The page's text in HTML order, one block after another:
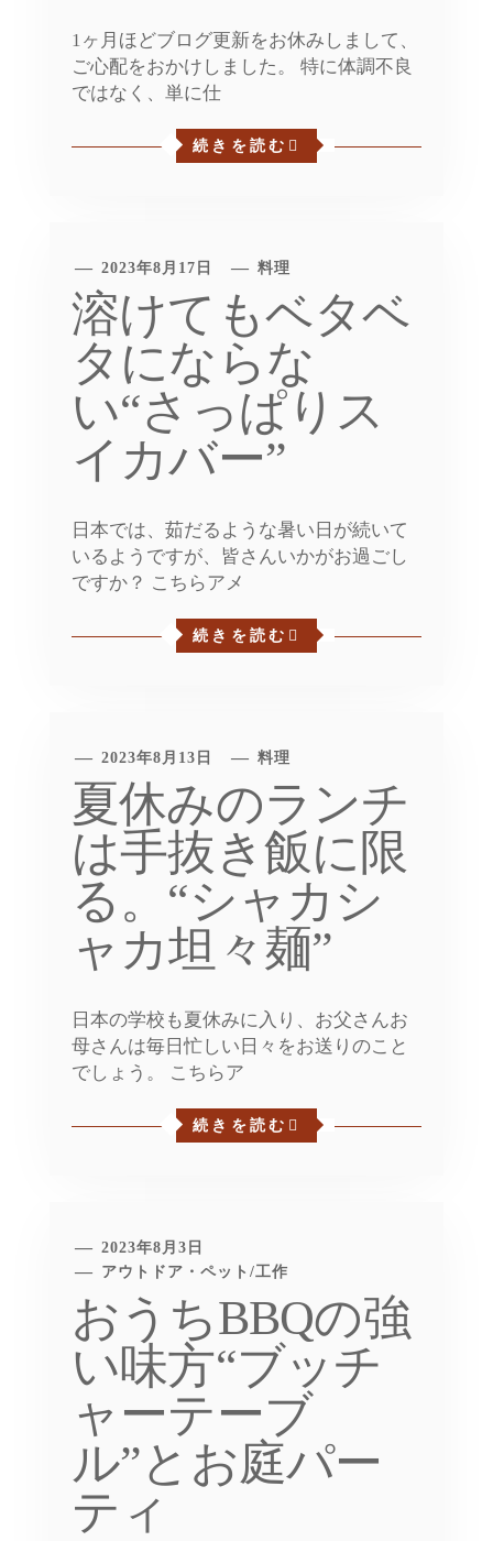
1ヶ月ほどブログ更新をお休みしまして、
ご心配をおかけしました。 特に体調不良
ではなく、単に仕
続きを読む
2023年8月17日 料理
溶けてもベタベ
タにならな
い“さっぱりス
イカバー”
日本では、茹だるような暑い日が続いて
いるようですが、皆さんいかがお過ごし
ですか？ こちらアメ
続きを読む
2023年8月13日 料理
夏休みのランチ
は手抜き飯に限
る。“シャカシ
ャカ坦々麺”
日本の学校も夏休みに入り、お父さんお
母さんは毎日忙しい日々をお送りのこと
でしょう。 こちらア
続きを読む
2023年8月3日
アウトドア・ペット/工作
おうちBBQの強
い味方“ブッチ
ャーテーブ
ル”とお庭パー
ティ